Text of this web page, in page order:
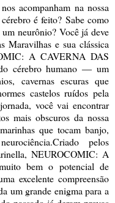
acompanham na nossa
é feito? Sabe como
neurônio? Você já deve
Maravilhas e sua clássica
A CAVERNA DAS
cérebro humano ― um
cavernas escuras que
castelos ruídos pela
você vai encontrar
mais obscuros da nossa
que tocam banjo,
pelos
NEUROCOMIC: A
bem o potencial de
excelente compreensão
um grande enigma para a